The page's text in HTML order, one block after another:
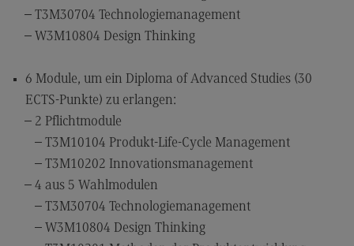
T3M30704 Technologiemanagement
W3M10804 Design Thinking
6 Module, um ein Diploma of Advanced Studies (30
ECTS-Punkte) zu erlangen:
2 Pflichtmodule
T3M10104 Produkt-Life-Cycle Management
T3M10202 Innovationsmanagement
4 aus 5 Wahlmodulen
T3M30704 Technologiemanagement
W3M10804 Design Thinking